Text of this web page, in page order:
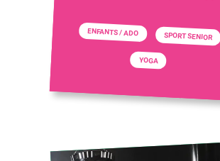
ENFANTS / ADO SPORT SENIOR
YOGA